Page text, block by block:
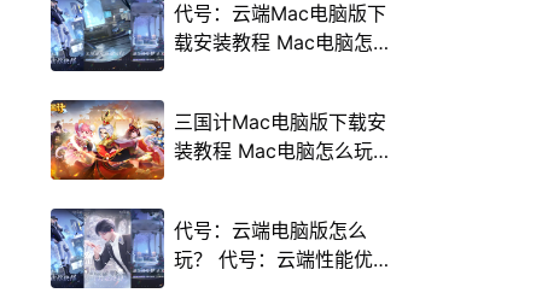
代号：云端Mac电脑版下
载安装教程 Mac电脑怎
三国计Mac电脑版下载安
装教程 Mac电脑怎么玩
代号：云端电脑版怎么
玩？ 代号：云端性能优